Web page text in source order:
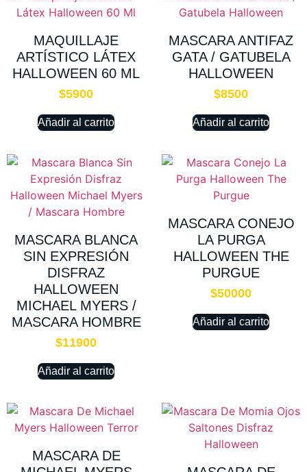
MAQUILLAJE
ARTÍSTICO LÁTEX
HALLOWEEN 60 ML
$5900
Añadir al carrito
MASCARA ANTIFAZ
GATA / GATUBELA
HALLOWEEN
$8500
Añadir al carrito
MASCARA BLANCA
SIN EXPRESIÓN
DISFRAZ
HALLOWEEN
MICHAEL MYERS /
MASCARA HOMBRE
$11900
Añadir al carrito
MASCARA CONEJO
LA PURGA
HALLOWEEN THE
PURGUE
$50000
Añadir al carrito
MASCARA DE